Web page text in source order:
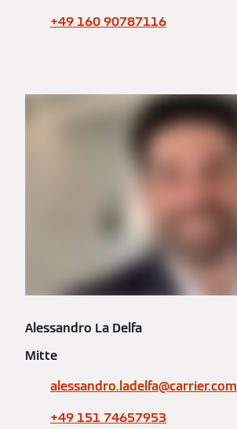
+49 160 90787116
Alessandro La Delfa
Mitte
alessandro.ladelfa@carrier.com
+49 151 74657953